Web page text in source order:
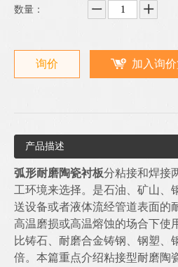
数量：
询价 加入询
产品描述
弧形耐磨陶瓷衬板分粘接和焊接
工环境来选择。是石油、矿山、
送设备或者液体流经管道表面的
高温磨损或高温熔蚀的场合下使
比铸石、耐磨合金铸钢、钢塑、
倍。本篇重点介绍粘接型耐磨陶